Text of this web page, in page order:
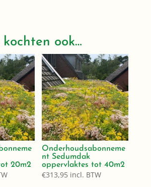
ook…
20m2
Onderhoudsabonneme
nt Sedumdak
oppervlaktes tot 40m2
€313,95 incl. BTW